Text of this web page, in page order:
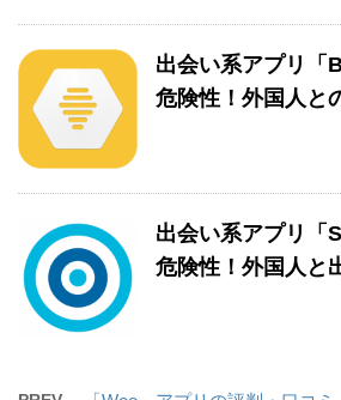
出会い系アプリ「
危険性！外国人と
出会い系アプリ「
危険性！外国人と